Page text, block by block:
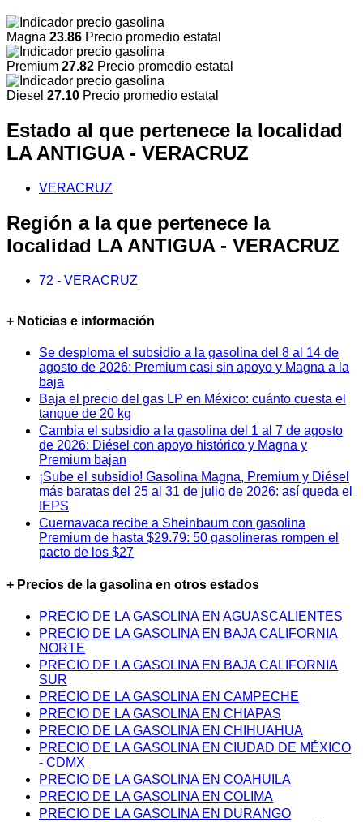
Magna 23.86 Precio promedio estatal
Premium 27.82 Precio promedio estatal
Diesel 27.10 Precio promedio estatal
Estado al que pertenece la localidad
LA ANTIGUA - VERACRUZ
VERACRUZ
Región a la que pertenece la
localidad LA ANTIGUA - VERACRUZ
72 - VERACRUZ
+ Noticias e información
Se desploma el subsidio a la gasolina del 8 al 14 de
agosto de 2026: Premium casi sin apoyo y Magna a la
baja
Baja el precio del gas LP en México: cuánto cuesta el
tanque de 20 kg
Cambia el subsidio a la gasolina del 1 al 7 de agosto
de 2026: Diésel con apoyo histórico y Magna y
Premium bajan
¡Sube el subsidio! Gasolina Magna, Premium y Diésel
más baratas del 25 al 31 de julio de 2026: así queda el
IEPS
Cuernavaca recibe a Sheinbaum con gasolina
Premium de hasta $29.79: 50 gasolineras rompen el
pacto de los $27
+ Precios de la gasolina en otros estados
PRECIO DE LA GASOLINA EN AGUASCALIENTES
PRECIO DE LA GASOLINA EN BAJA CALIFORNIA
NORTE
PRECIO DE LA GASOLINA EN BAJA CALIFORNIA
SUR
PRECIO DE LA GASOLINA EN CAMPECHE
PRECIO DE LA GASOLINA EN CHIAPAS
PRECIO DE LA GASOLINA EN CHIHUAHUA
PRECIO DE LA GASOLINA EN CIUDAD DE MÉXICO
- CDMX
PRECIO DE LA GASOLINA EN COAHUILA
PRECIO DE LA GASOLINA EN COLIMA
PRECIO DE LA GASOLINA EN DURANGO